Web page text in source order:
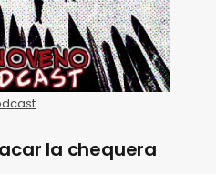
la chequera